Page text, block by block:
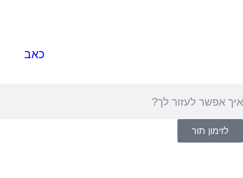
כאב
לזימון תור